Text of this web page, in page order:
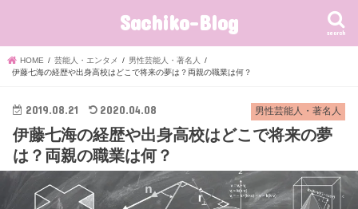
Sachiko-Blog search
HOME 芸能人・エンタメ
男性芸能人・著名人
伊藤七海の経歴や出身高校はどこで将来の夢は？両親の職業は何？
男性芸能人・著名人
2019.08.21 2020.04.08
伊藤七海の経歴や出身高校はどこで将来の夢
は？両親の職業は何？